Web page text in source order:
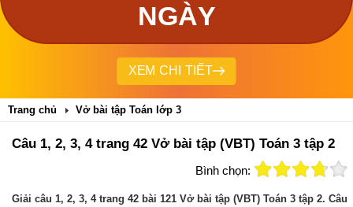
NGÀY
XEM CHI TIẾT
Trang chủ Vở bài tập Toán lớp 3
Câu 1, 2, 3, 4 trang 42 Vở bài tập (VBT) Toán 3 tập 2
Bình chọn:
Giải câu 1, 2, 3, 4 trang 42 bài 121 Vở bài tập (VBT) Toán 3 tập 2. Câu